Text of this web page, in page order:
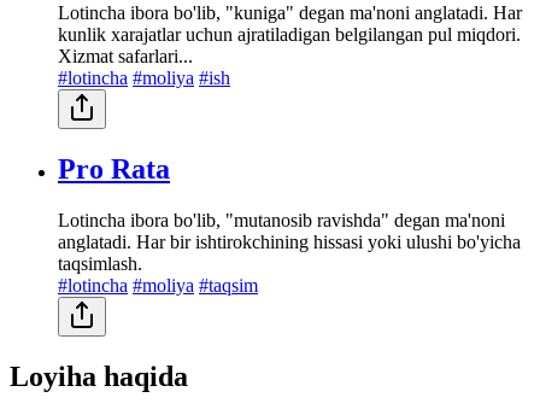
Lotincha ibora bo'lib, "kuniga" degan ma'noni anglatadi. Har
kunlik xarajatlar uchun ajratiladigan belgilangan pul miqdori.
Xizmat safarlari...
#lotincha #moliya #ish
Pro Rata
Lotincha ibora bo'lib, "mutanosib ravishda" degan ma'noni
anglatadi. Har bir ishtirokchining hissasi yoki ulushi bo'yicha
taqsimlash.
#lotincha #moliya #taqsim
Loyiha haqida